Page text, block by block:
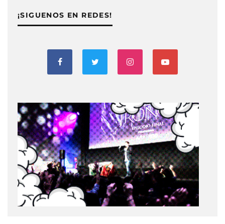
¡SIGUENOS EN REDES!